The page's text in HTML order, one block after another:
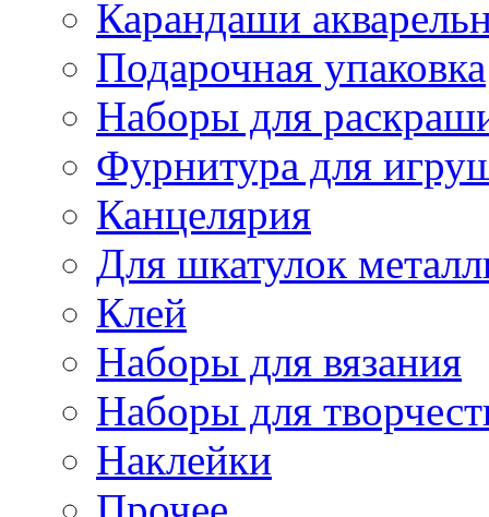
Карандаши
Подарочная упаковка
Наборы для
Фурнитура для
Канцелярия
Для шкатулок
Клей
Наборы для вязания
Наборы для
Наклейки